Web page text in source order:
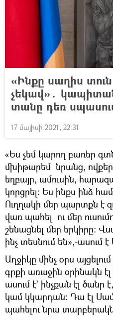
«Ինքը սաղիս
չեկավ»․
տանը դեռ
17 մայիսի 2021, 22:31
«Ես չեմ կարող բառեր
մխիթարեմ նրանց,
եղբայր, ամուսին,
կորցրել։ Ես ինքս ինձ
Ուղղակի մեր պարտքն է
վառ պահել ու մեր
շենացնել մեր երկիրը։
ինչ տեսնում են»,-ասում
Աղջիկը մինչ օրս
գրքի առաջին օրինակն էլ
ասում է` ինչքան էլ ծանր
կամ կկարդան։ Դա էլ
պահելու նրա տարբերակն